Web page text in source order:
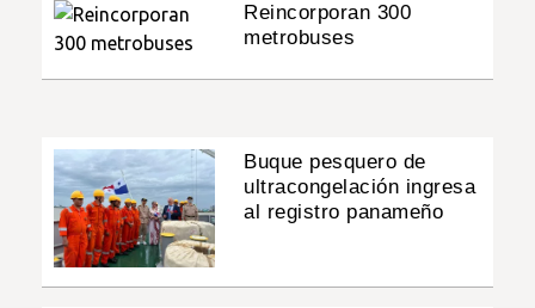
Reincorporan 300
metrobuses
Buque pesquero de
ultracongelación ingresa
al registro panameño